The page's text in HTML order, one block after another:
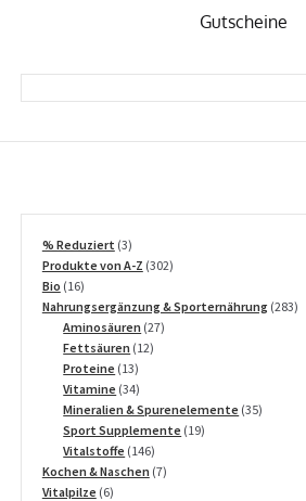
Gutscheine
% Reduziert 33
Produkte
Produkte von A-Z 302302
Bio 1616
Produkte
Nahrungsergänzung & Sporternährung 283283
Aminosäuren 2727
Fettsäuren 1212
Proteine 1313
Produkte
Vitamine 3434
Produkte
Mineralien & Spurenelemente 3535
Sport Supplemente 1919
Vitalstoffe 146146
Produkte
Kochen & Naschen 77
Vitalpilze 66